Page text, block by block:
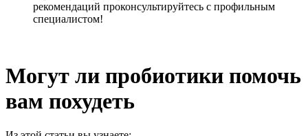
рекомендаций проконсультируйтесь с профильным
специалистом!
Могут ли пробиотики помочь
вам похудеть